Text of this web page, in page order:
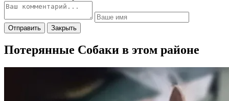
Отправить Закрыть
Потерянные Собаки в этом районе